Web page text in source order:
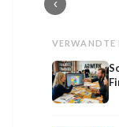
‹
VERWANDTE